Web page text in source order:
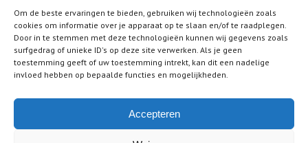
Om de beste ervaringen te bieden, gebruiken wij technologieën zoals
cookies om informatie over je apparaat op te slaan en/of te raadplegen.
Door in te stemmen met deze technologieën kunnen wij gegevens zoals
surfgedrag of unieke ID's op deze site verwerken. Als je geen
toestemming geeft of uw toestemming intrekt, kan dit een nadelige
invloed hebben op bepaalde functies en mogelijkheden.
Accepteren
HANDIG OM TE LEZEN
Waarschuwing: Malafide slotenmakers actief!
Veiligheidsbeslag
Deelnemende bedrijven
Wat te doen na een inbraak
Honkbalknuppel of inbraakpreventie?